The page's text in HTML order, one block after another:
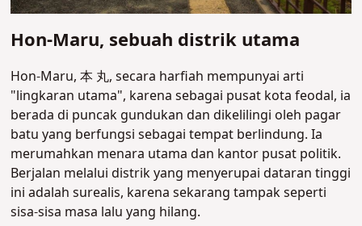
Hon-Maru, sebuah distrik utama
Hon-Maru, 本 丸, secara harfiah mempunyai arti
"lingkaran utama", karena sebagai pusat kota feodal, ia
berada di puncak gundukan dan dikelilingi oleh pagar
batu yang berfungsi sebagai tempat berlindung. Ia
merumahkan menara utama dan kantor pusat politik.
Berjalan melalui distrik yang menyerupai dataran tinggi
ini adalah surealis, karena sekarang tampak seperti
sisa-sisa masa lalu yang hilang.